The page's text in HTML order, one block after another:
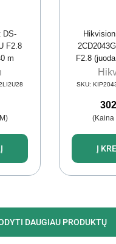
DS-
F2.8
m
F2.8
IR+LED,
SKU:
(Kaina
Į
DAUGIAU PRODUKTŲ